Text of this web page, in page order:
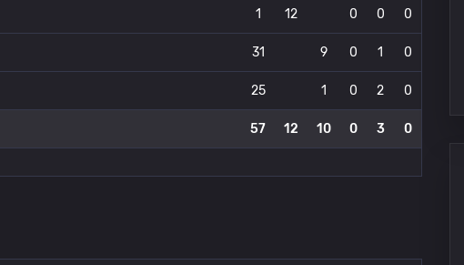
1 12 0 0 0
31 9 0 1 0
25 1 0 2 0
57 12 10 0 3 0